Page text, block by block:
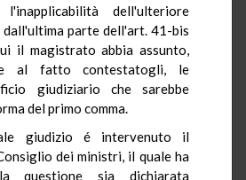
dell'ulteriore
parte dell'art. 41-bis
il magistrato abbia assunto,
al fatto contestatogli, le
giudiziario che sarebbe
del primo comma.
giudizio é intervenuto il
dei ministri, il quale ha
questione sia dichiarata